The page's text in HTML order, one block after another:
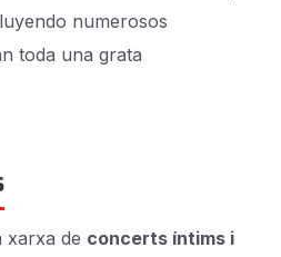
numerosos
toda una grata
xarxa de concerts íntims i